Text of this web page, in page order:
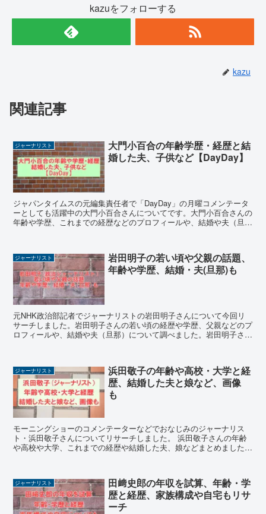
kazuをフォローする
kazu
関連記事
ジャーナリスト
大門小百合の年齢学歴・経歴と結
婚した夫、子供など【DayDay】
ジャパンタイムスの元編集責任者で「DayDay」の月曜コメンテータ
ーとしても活躍中の大門小百合さんについてです。大門小百合さんの
年齢や学歴、これまでの経歴などのプロフィールや、結婚や夫（旦
ジャーナリスト
岩田明子の若い頃や父親の話題、
年齢や学歴、結婚・夫(旦那)も
元NHK政治部記者でジャーナリストの岩田明子さんについて今回リ
サーチしました。岩田明子さんの若い頃の経歴や学歴、父親などのプ
ロフィールや、結婚や夫（旦那）について調べました。岩田明子さん
ジャーナリスト
浜田敬子の年齢や高校・大学と経
歴、結婚した夫と娘など、画像
も
モーニングショーのコメンテーターなどでおなじみのジャーナリス
ト・浜田敬子さんについてリサーチしました。 浜田敬子さんの年齢
や高校や大学、これまでの経歴や結婚した夫、娘などまとめました。
ジャーナリスト
田﨑史郎の年収を試算、年齢・学
歴と経歴、家族構成や自宅もリサ
ーチ